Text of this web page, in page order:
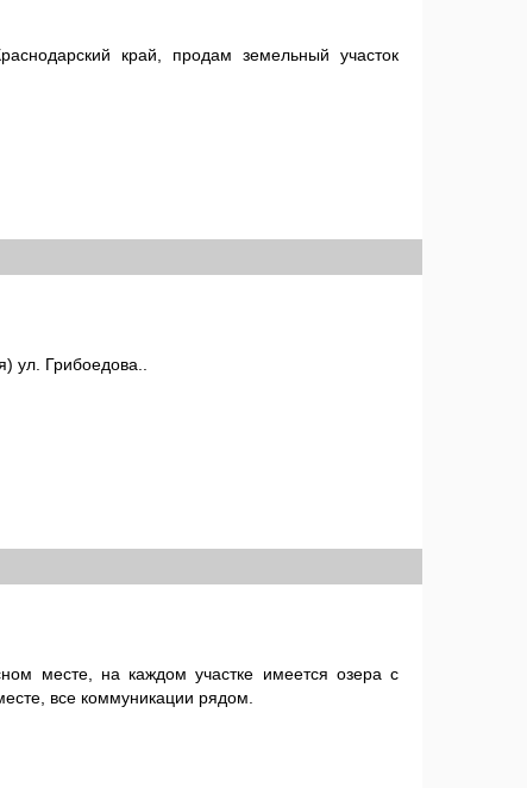
край, продам земельный участок
ул. Грибоедова..
месте, на каждом участке имеется озера с
все коммуникации рядом.